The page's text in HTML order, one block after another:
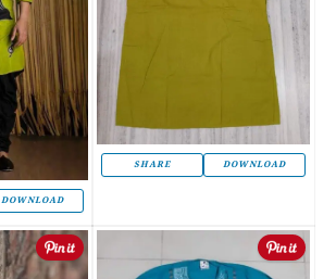
DOWNLOAD
SHARE DOWNLOAD